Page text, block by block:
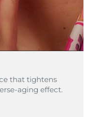
that tightens
aging effect.
that tightens
aging effect.
& balm
devices
devices
Set
& 18% PAP gel
anti-aging set
décolleté LED mask
mask
serum
Light Therapy
Serum
09/08/2026
09/08/2026
预计送达日期09/08/2026